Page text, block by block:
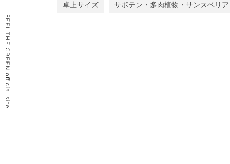
卓上サイズ サボテン・多肉植物・サンスベリア